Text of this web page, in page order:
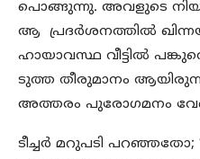
പൊങ്ങുന്നു. അവളുടെ
ആ പ്രദര്‍ശനത്തില്‍
ഹായാവസ്ഥ വീട്ടില്‍
ടുത്ത തീരുമാനം
അത്തരം പുരോഗമനം
ടീച്ചര്‍ മറുപടി